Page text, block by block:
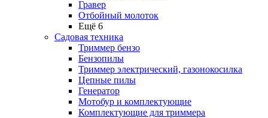
Гравер
Отбойный молоток
Ещё 6
Садовая техника
Триммер бензо
Бензопилы
Триммер электрический, газонокосилка
Цепные пилы
Генератор
Мотобур и комплектующие
Комплектующие для триммера